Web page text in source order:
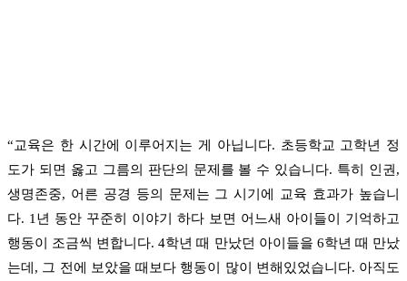
“교육은 한 시간에 이루어지는 게 아닙니다. 초등학교 고학년 정
도가 되면 옳고 그름의 판단의 문제를 볼 수 있습니다. 특히 인권,
생명존중, 어른 공경 등의 문제는 그 시기에 교육 효과가 높습니
다. 1년 동안 꾸준히 이야기 하다 보면 어느새 아이들이 기억하고
행동이 조금씩 변합니다. 4학년 때 만났던 아이들을 6학년 때 만났
는데, 그 전에 보았을 때보다 행동이 많이 변해있었습니다. 아직도